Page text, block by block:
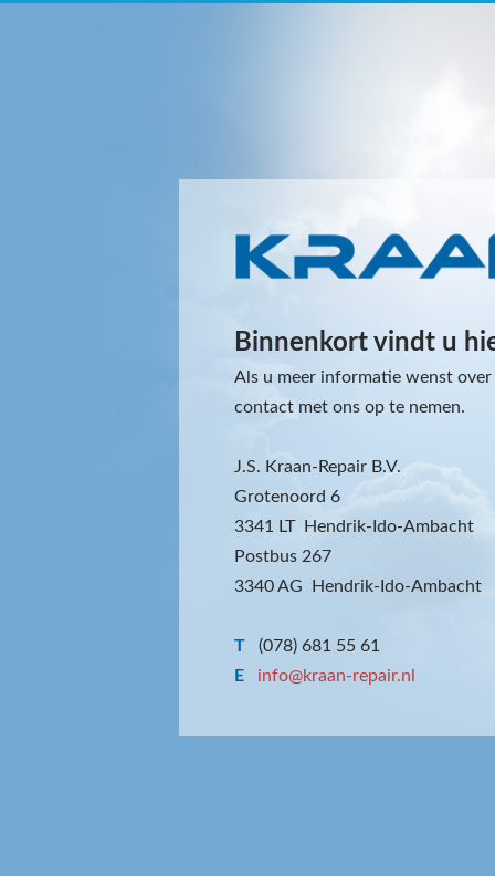
Binnenkort vindt u
Als u meer informatie wenst
contact met ons op te nemen.
J.S. Kraan-Repair B.V.
Grotenoord 6
3341 LT Hendrik-Ido-Ambacht
Postbus 267
3340 AG Hendrik-Ido-Ambacht
T
(078) 681 55 61
E
info@kraan-repair.nl